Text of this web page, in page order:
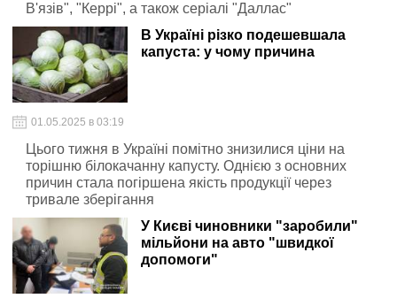
В'язів", "Керрі", а також серіалі "Даллас"
В Україні різко подешевшала
капуста: у чому причина
01.05.2025 в 03:19
Цього тижня в Україні помітно знизилися ціни на
торішню білокачанну капусту. Однією з основних
причин стала погіршена якість продукції через
тривале зберігання
У Києві чиновники "заробили"
мільйони на авто "швидкої
допомоги"